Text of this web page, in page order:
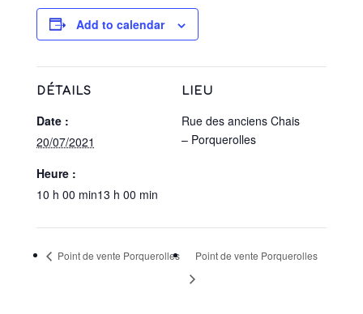
Add to calendar
DÉTAILS
Date :
20/07/2021
Heure :
10 h 00 min13 h 00 min
LIEU
Rue des anciens Chais
– Porquerolles
Point de vente Porquerolles Point de vente Porquerolles